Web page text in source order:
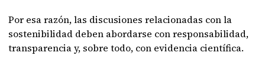
Por esa razón, las discusiones relacionadas con la
sostenibilidad deben abordarse con responsabilidad,
transparencia y, sobre todo, con evidencia científica.